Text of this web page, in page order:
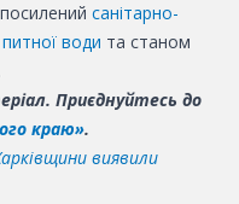
санітарно-
води та станом
Приєднуйтесь до
краю».
виявили